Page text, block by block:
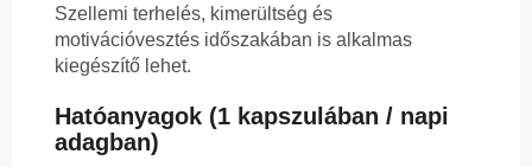
Szellemi terhelés, kimerültség és
motivációvesztés időszakában is alkalmas
kiegészítő lehet.
Hatóanyagok (1 kapszulában / napi
adagban)